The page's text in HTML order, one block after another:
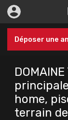
Déposer une
home,
terrain